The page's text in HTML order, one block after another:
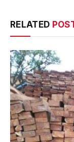
RELATED